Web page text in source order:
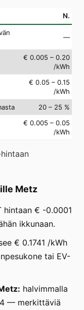
N.
—
€ 0.005 – 0.20
/kWh
€ 0.05 – 0.15
/kWh
20 – 25 %
€ 0.005 – 0.05
/kWh
Metz
hintaan € -0.0001
ikkunaan.
€ 0.1741 /kWh
tai EV-
halvimmalla
— merkittäviä